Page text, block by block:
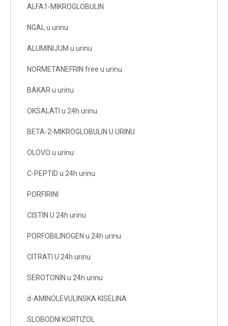
ALFA1-MIKROGLOBULIN
NGAL u urinu
ALUMINIJUM u urinu
NORMETANEFRIN free u urinu
BAKAR u urinu
OKSALATI u 24h urinu
BETA-2-MIKROGLOBULIN U URINU
OLOVO u urinu
C-PEPTID u 24h urinu
PORFIRINI
CISTIN U 24h urinu
PORFOBILINOGEN u 24h urinu
CITRATI U 24h urinu
SEROTONIN u 24h urinu
d-AMINOLEVULINSKA KISELINA
SLOBODNI KORTIZOL